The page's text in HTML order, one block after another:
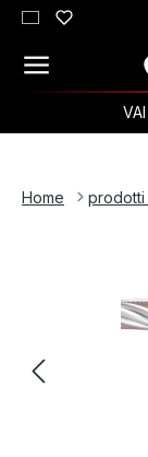
Passa al
Home prodotti